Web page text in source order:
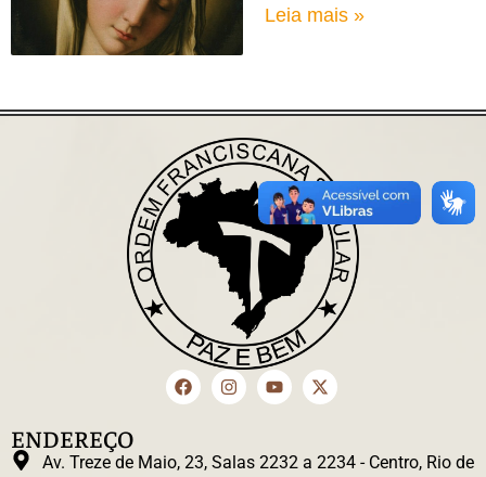
Leia mais »
ENDEREÇO
Av. Treze de Maio, 23, Salas 2232 a 2234 - Centro, Rio de